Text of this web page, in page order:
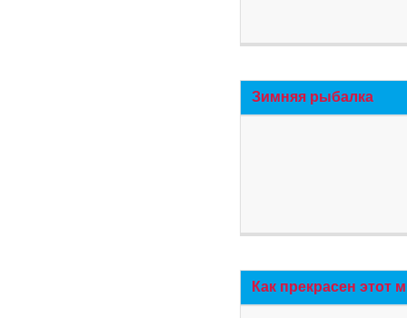
Зимняя рыбалка
Как прекрасен этот